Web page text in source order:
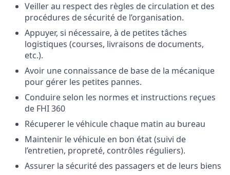
Veiller au respect des règles de circulation et des
procédures de sécurité de l’organisation.
Appuyer, si nécessaire, à de petites tâches
logistiques (courses, livraisons de documents,
etc.).
Avoir une connaissance de base de la mécanique
pour gérer les petites pannes.
Conduire selon les normes et instructions reçues
de FHI 360
Récuperer le véhicule chaque matin au bureau
Maintenir le véhicule en bon état (suivi de
l’entretien, propreté, contrôles réguliers).
Assurer la sécurité des passagers et de leurs biens